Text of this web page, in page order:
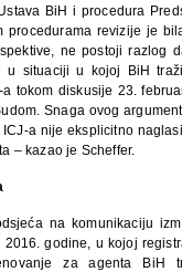
BiH i procedura
procedurama revizije je
ne postoji razlog
u situaciji u kojoj BiH
tokom diskusije 23.
Snaga ovog
a nije eksplicitno
– kazao je Scheffer.
na komunikaciju
godine, u kojoj
za agenta BiH